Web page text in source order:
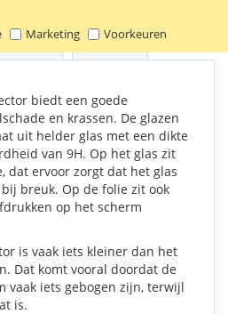
Marketing Voorkeuren
Reviews
biedt een goede
en krassen. De glazen
uit helder glas met een dikte
van 9H. Op het glas zit
dat ervoor zorgt dat het glas
breuk. Op de folie zit ook
op het scherm
is vaak iets kleiner dan het
Dat komt vooral doordat de
vaak iets gebogen zijn, terwijl
is.